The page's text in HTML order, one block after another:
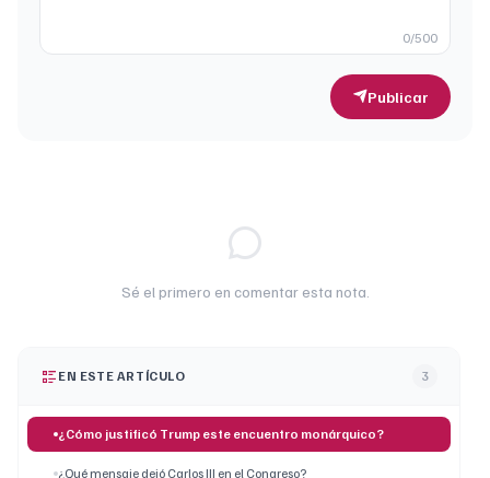
0/500
Publicar
Sé el primero en comentar esta nota.
EN ESTE ARTÍCULO 3
¿Cómo justificó Trump este encuentro monárquico?
¿Qué mensaje dejó Carlos III en el Congreso?